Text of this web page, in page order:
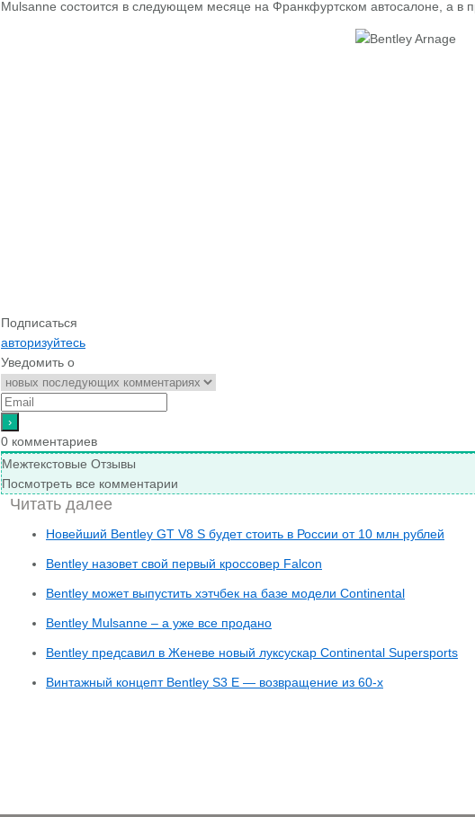
Mulsanne состоится в следующем месяце на Франкфуртском автосалоне, а в
Подписаться
авторизуйтесь
Уведомить о
0 комментариев
Межтекстовые Отзывы
Посмотреть все комментарии
Читать далее
Новейший Bentley GT V8 S будет стоить в России от 10 млн рублей
Bentley назовет свой первый кроссовер Falcon
Bentley может выпустить хэтчбек на базе модели Continental
Bentley Mulsanne – а уже все продано
Bentley предсавил в Женеве новый луксускар Continental Supersports
Винтажный концепт Bentley S3 E — возвращение из 60-х